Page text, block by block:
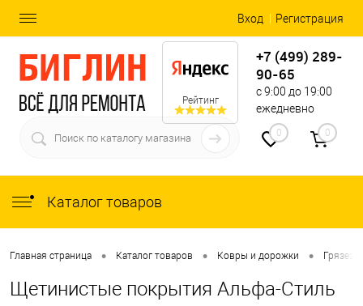
Вход Регистрация
Рейтинг
+7 (499) 289-
90-65
с 9:00 до 19:00
ежедневно
0 0
Каталог товаров
Главная страница • Каталог товаров • Ковры и дорожки •
Щетинистые покрытия Альфа-Стиль